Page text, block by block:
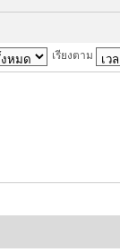
เรียงตาม